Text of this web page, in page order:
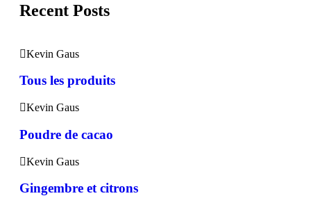
Recent Posts
Kevin Gaus
Tous les produits
Kevin Gaus
Poudre de cacao
Kevin Gaus
Gingembre et citrons